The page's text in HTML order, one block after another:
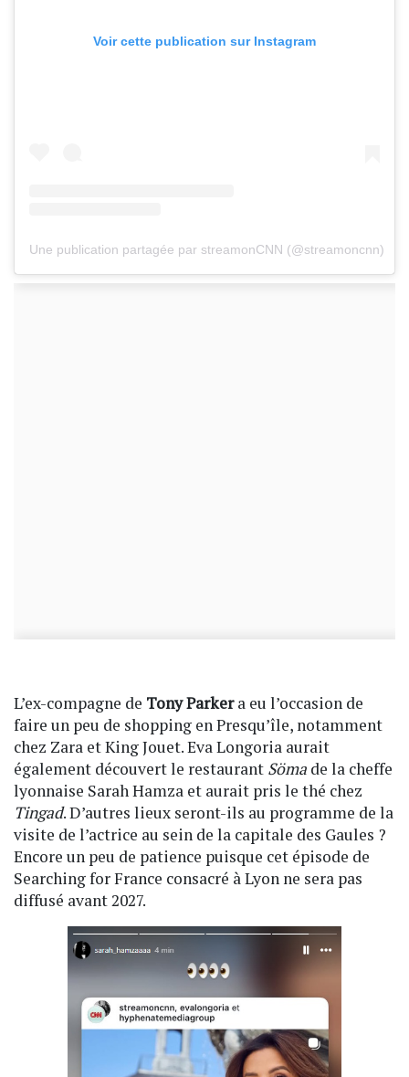
Voir cette publication sur Instagram
Une publication partagée par streamonCNN (@streamoncnn)
L’ex-compagne de Tony Parkera eu l’occasion de
faire un peu de shopping en Presqu’île, notamment
chez Zara et King Jouet. Eva Longoria aurait
également découvert le restaurant Söma de la cheffe
lyonnaise Sarah Hamza et aurait pris le thé chez
Tingad. D’autres lieux seront-ils au programme de la
visite de l’actrice au sein de la capitale des Gaules ?
Encore un peu de patience puisque cet épisode de
Searching for France consacré à Lyon ne sera pas
diffusé avant 2027.